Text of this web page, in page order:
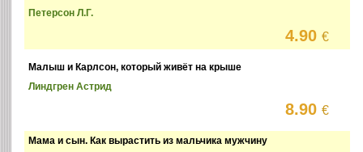
Петерсон Л.Г.
4.90€
Малыш и Карлсон, который живёт на крыше
Линдгрен Астрид
8.90€
Мама и сын. Как вырастить из мальчика мужчину